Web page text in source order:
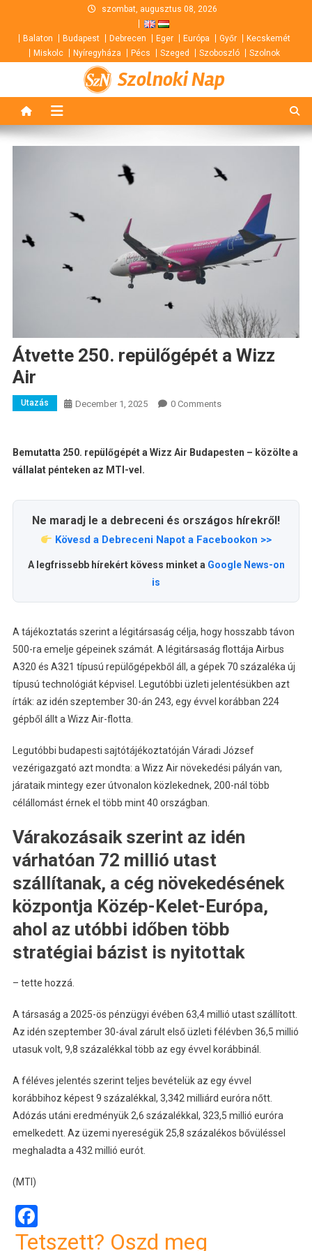
content
szombat, augusztus 08, 2026
Balaton Budapest Debrecen Eger Európa Győr
Kecskemét
Miskolc
Nyíregyháza Pécs Szeged Szoboszló Szolnok
Szolnoki Nap
Átvette 250. repülőgépét a Wizz
Air
Utazás December 1, 2025 0 Comments
Bemutatta 250. repülőgépét a Wizz Air Budapesten – közölte a
vállalat pénteken az MTI-vel.
Ne maradj le a debreceni és országos hírekről!
Kövesd a Debreceni Napot a Facebookon >>
A legfrissebb hírekért kövess minket a Google News-on
is
A tájékoztatás szerint a légitársaság célja, hogy hosszabb távon
500-ra emelje gépeinek számát. A légitársaság flottája Airbus
A320 és A321 típusú repülőgépekből áll, a gépek 70 százaléka új
típusú technológiát képvisel. Legutóbbi üzleti jelentésükben azt
írták: az idén szeptember 30-án 243, egy évvel korábban 224
gépből állt a Wizz Air-flotta.
Legutóbbi budapesti sajtótájékoztatóján Váradi József
vezérigazgató azt mondta: a Wizz Air növekedési pályán van,
járataik mintegy ezer útvonalon közlekednek, 200-nál több
célállomást érnek el több mint 40 országban.
Várakozásaik szerint az idén
várhatóan 72 millió utast
szállítanak, a cég növekedésének
központja Közép-Kelet-Európa,
ahol az utóbbi időben több
stratégiai bázist is nyitottak
– tette hozzá.
A társaság a 2025-ös pénzügyi évében 63,4 millió utast szállított.
Az idén szeptember 30-ával zárult első üzleti félévben 36,5 millió
utasuk volt, 9,8 százalékkal több az egy évvel korábbinál.
A féléves jelentés szerint teljes bevételük az egy évvel
korábbihoz képest 9 százalékkal, 3,342 milliárd euróra nőtt.
Adózás utáni eredményük 2,6 százalékkal, 323,5 millió euróra
emelkedett. Az üzemi nyereségük 25,8 százalékos bővüléssel
meghaladta a 432 millió eurót.
(MTI)
Facebook
Tetszett? Oszd meg